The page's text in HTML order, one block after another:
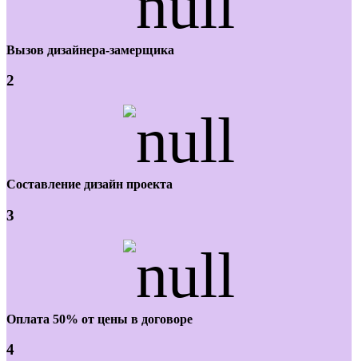
Вызов дизайнера-замерщика
2
Составление дизайн проекта
3
Оплата 50% от цены в договоре
4